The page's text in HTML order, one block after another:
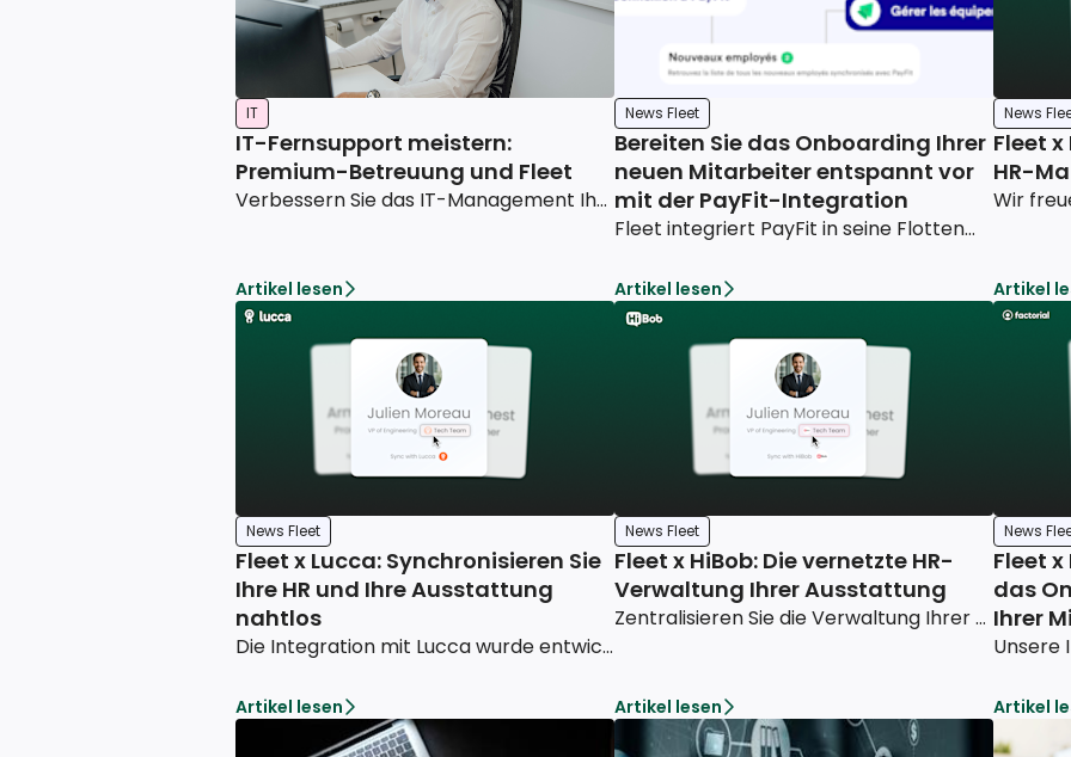
IT
IT-Fernsupport meistern:
Premium-Betreuung und Fleet
Verbessern Sie das IT-Management Ihres Unternehmens mit dem Support von Fleet. Entdecken Sie unsere Lösungen, die darauf ausgelegt sind, einen reibungslosen Ablauf Ihrer Geschäftsprozesse zu gewährleisten
Artikel lesen
News Fleet
Bereiten Sie das Onboarding Ihrer
neuen Mitarbeiter entspannt vor
mit der PayFit-Integration
Fleet integriert PayFit in seine Flottenmanagement-Plattform, um das Onboarding neuer Mitarbeiter zu vereinfachen.
Artikel lesen
News
Fleet
HR-
Artikel
News Fleet
Fleet x Lucca: Synchronisieren Sie
Ihre HR und Ihre Ausstattung
nahtlos
Die Integration mit Lucca wurde entwickelt, um Ihr Gerätemanagement noch reibungsloser zu gestalten: vom Mitarbeiter-Tracking bis hin zur Verwaltung Ihrer Ausstattungen.
Artikel lesen
News Fleet
Fleet x HiBob: Die vernetzte HR-
Verwaltung Ihrer Ausstattung
Zentralisieren Sie die Verwaltung Ihrer Mitarbeiter und deren Equipment, und bieten Sie ein einwandfreies Onboarding-Erlebnis.
Artikel lesen
News
Fleet
das
Ihrer
Artikel